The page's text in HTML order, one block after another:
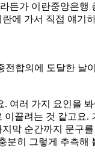
든가 이란중앙은행
에 가서 직접 얘기
전합의에 도달한 날
. 여러 가지 요인을
이끌려는 것 같고요
막 순간까지 문구
분히 그렇게 추측해